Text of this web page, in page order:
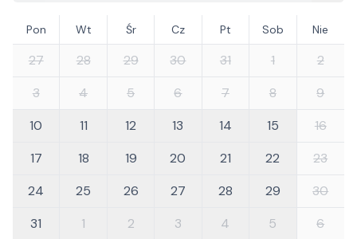
Pon Wt Śr Cz Pt Sob Nie
27 28 29 30 31 1
2
3
4 5 6 7 8
9
10
11 12 13 14 15
16
17
18 19 20 21 22
23
24
25 26 27 28 29
30
31
1 2 3 4 5 6